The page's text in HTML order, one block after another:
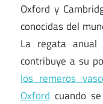
Oxford y
conocidas del
La regata
contribuye a su
los remeros
Oxford cuando